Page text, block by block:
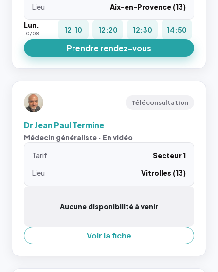
Lieu
Aix-en-Provence (13)
Lun.
10/08 12:10 12:20 12:30 14:50
Prendre rendez-vous
Téléconsultation
Dr Jean Paul Termine
Médecin généraliste · En vidéo
Tarif
Secteur 1
Lieu
Vitrolles (13)
Aucune disponibilité à venir
Voir la fiche